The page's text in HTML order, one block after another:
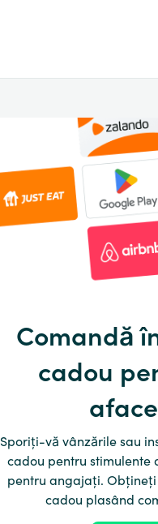
Comandă
cadou
Sporiți-vă vânzările sau
cadou pentru stimulente
pentru angajați.
cadou plasând